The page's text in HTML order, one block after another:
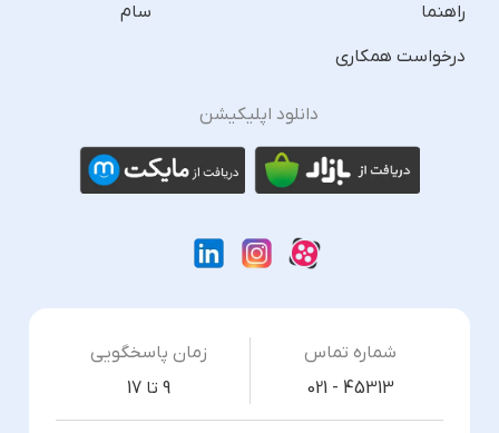
راهنما
درخواست همکاری
سام
دانلود اپلیکیشن
شماره تماس
021 - 45313
زمان پاسخگویی
9 تا 17